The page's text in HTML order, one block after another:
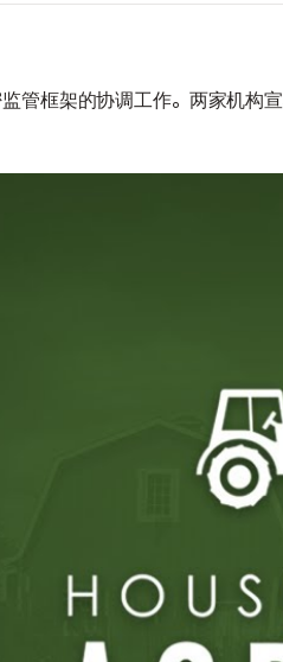
管框架的协调工作。两家机